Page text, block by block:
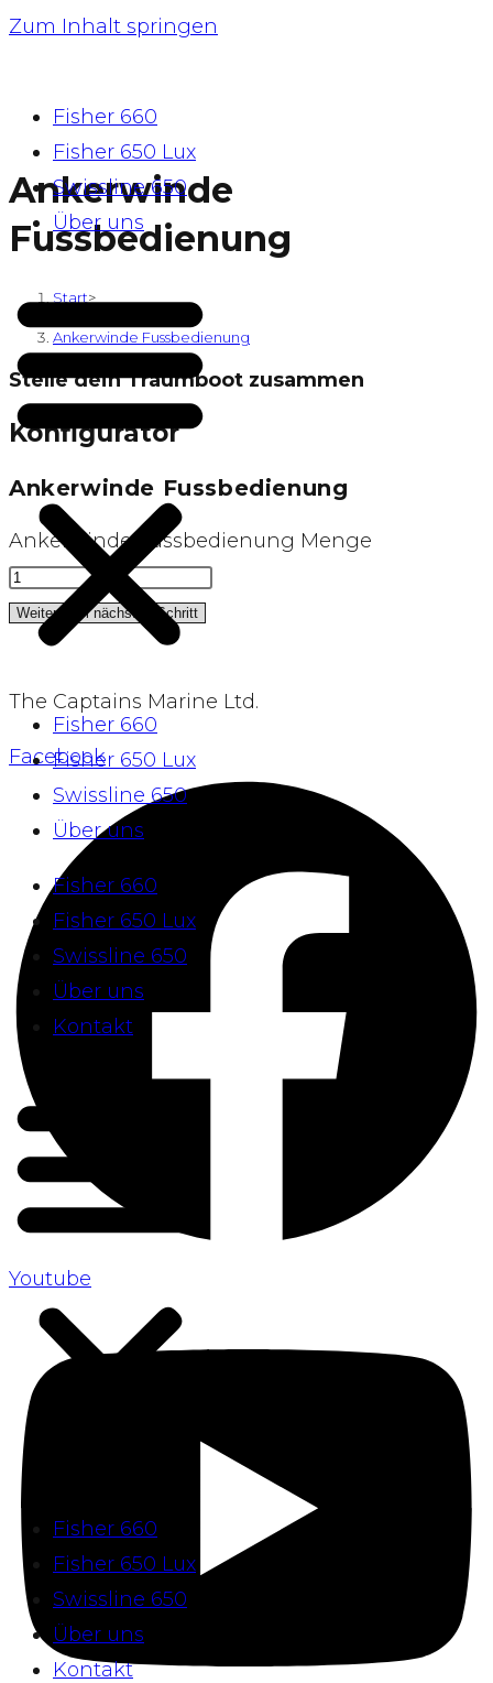
Zum Inhalt springen
Fisher 660
Fisher 650 Lux
Swissline 650
Über uns
Fisher 660
Fisher 650 Lux
Swissline 650
Über uns
Fisher 660
Fisher 650 Lux
Swissline 650
Über uns
Kontakt
Fisher 660
Fisher 650 Lux
Swissline 650
Über uns
Kontakt
Ankerwinde
Fussbedienung
Start>
Ankerwinde Fussbedienung
Stelle dein Traumboot zusammen
Konfigurator
Ankerwinde Fussbedienung
Ankerwinde Fussbedienung Menge
Weiter zum nächsten Schritt
The Captains Marine Ltd.
Facebook
Youtube